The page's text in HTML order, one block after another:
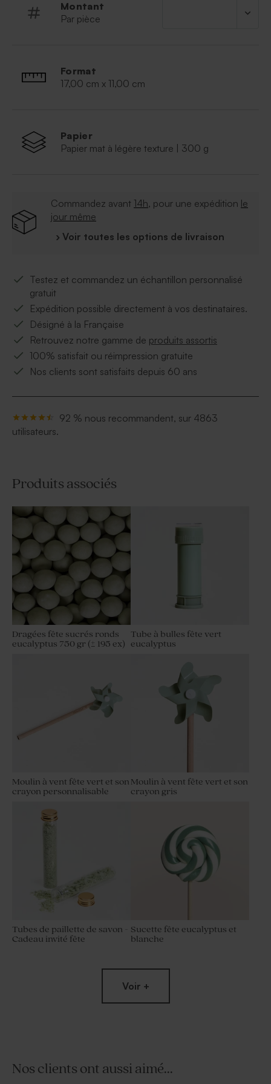
Montant
Par pièce
Format
17,00 cm x 11,00 cm
Papier
Papier mat à légère texture | 300 g
Commandez avant 14h, pour une expédition le
jour même
› Voir toutes les options de livraison
Testez et commandez un échantillon personnalisé
gratuit
Expédition possible directement à vos destinataires.
Désigné à la Française
Retrouvez notre gamme de produits assortis
100% satisfait ou réimpression gratuite
Nos clients sont satisfaits depuis 60 ans
92 % nous recommandent, sur 4863
utilisateurs.
Produits associés
Dragées fête sucrés ronds
eucalyptus 750 gr (± 195 ex)
Tube à bulles fête vert
eucalyptus
Moulin à vent fête vert et son
crayon personnalisable
Moulin à vent fête vert et son
crayon gris
Tubes de paillette de savon -
Cadeau invité fête
Sucette fête eucalyptus et
blanche
Voir +
Nos clients ont aussi aimé...